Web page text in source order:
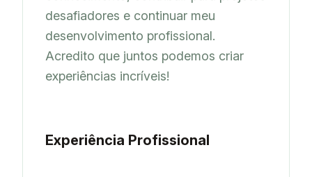
desafiadores e continuar meu
desenvolvimento profissional.
Acredito que juntos podemos criar
experiências incríveis!
Experiência Profissional